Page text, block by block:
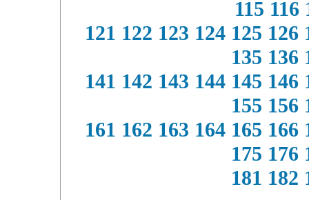
115 116
121 122 123 124 125 126
135 136
141 142 143 144 145 146
155 156
161 162 163 164 165 166
175 176
181 182